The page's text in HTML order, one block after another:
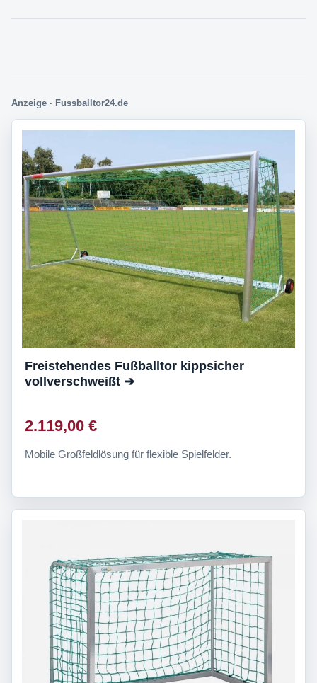
Anzeige · Fussballtor24.de
Direkt zur passenden Auswahl
Freistehendes Fußballtor kippsicher
vollverschweißt ➔
2.119,00 €
Mobile Großfeldlösung für flexible Spielfelder.